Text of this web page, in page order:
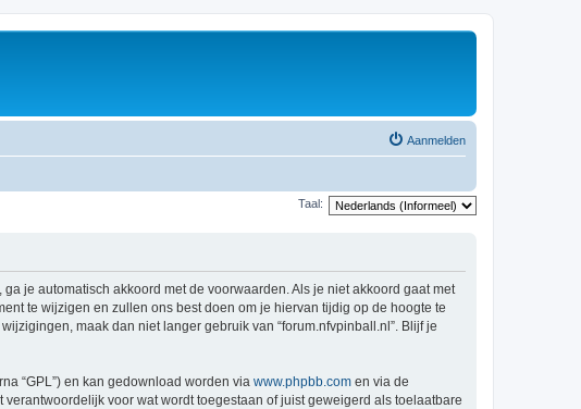
Aanmelden
Taal:
ga je automatisch akkoord met de voorwaarden. Als je niet akkoord gaat met
te wijzigen en zullen ons best doen om je hiervan tijdig op de hoogte te
maak dan niet langer gebruik van “forum.nfvpinball.nl”. Blijf je
“GPL”) en kan gedownload worden via www.phpbb.com en via de
voor wat wordt toegestaan of juist geweigerd als toelaatbare